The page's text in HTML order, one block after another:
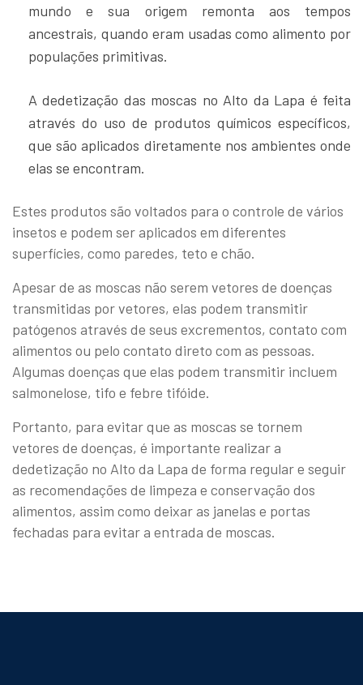
mundo e sua origem remonta aos tempos
ancestrais, quando eram usadas como alimento por
populações primitivas.
A dedetização das moscas no Alto da Lapa é feita
através do uso de produtos químicos específicos,
que são aplicados diretamente nos ambientes onde
elas se encontram.
Estes produtos são voltados para o controle de vários
insetos e podem ser aplicados em diferentes
superfícies, como paredes, teto e chão.
Apesar de as moscas não serem vetores de doenças
transmitidas por vetores, elas podem transmitir
patógenos através de seus excrementos, contato com
alimentos ou pelo contato direto com as pessoas.
Algumas doenças que elas podem transmitir incluem
salmonelose, tifo e febre tifóide.
Portanto, para evitar que as moscas se tornem
vetores de doenças, é importante realizar a
dedetização no Alto da Lapa de forma regular e seguir
as recomendações de limpeza e conservação dos
alimentos, assim como deixar as janelas e portas
fechadas para evitar a entrada de moscas.